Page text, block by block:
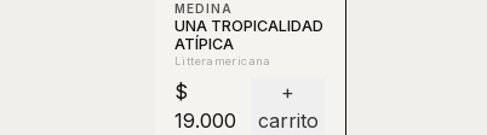
MEDINA
UNA TROPICALIDAD
ATÍPICA
Litteramericana
$
19.000
+
carrito